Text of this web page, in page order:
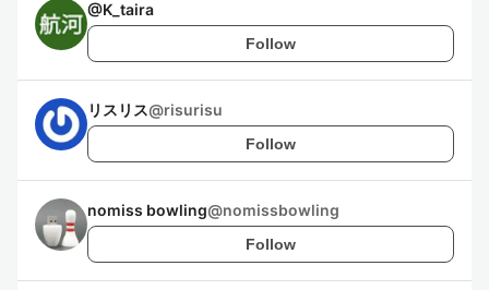
@K_taira
Follow
リスリス@risurisu
Follow
nomiss bowling@nomissbowling
Follow